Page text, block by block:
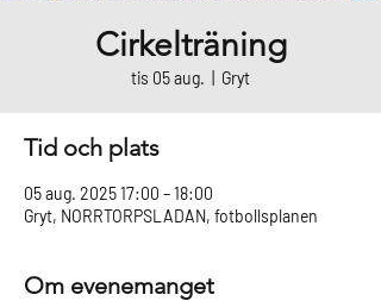
Cirkelträning
tis 05 aug. Gryt
Tid och plats
05 aug. 2025 17:00 – 18:00
Gryt, NORRTORPSLADAN, fotbollsplanen
Om evenemanget